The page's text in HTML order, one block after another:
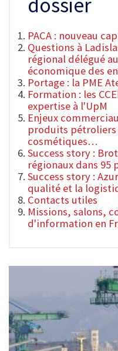
PACA : nouveau
Questions à
régional délégué
économique des
Portage : la PME
Formation : les
expertise à l'UpM
Enjeux
produits
cosmétiques…
Success story :
régionaux dans 95
Success story :
qualité et la
Contacts utiles
Missions, salons,
d'information en